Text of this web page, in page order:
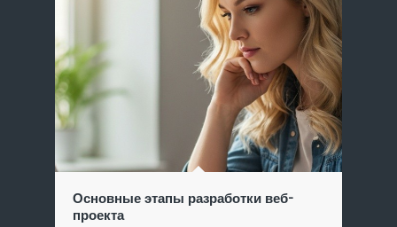
Основные этапы разработки веб-
проекта